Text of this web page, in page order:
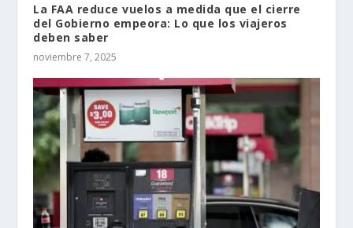
La FAA reduce vuelos a medida que el cierre
del Gobierno empeora: Lo que los viajeros
deben saber
noviembre 7, 2025